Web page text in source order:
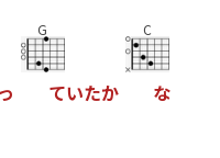
っ
G
ていたか
C
な